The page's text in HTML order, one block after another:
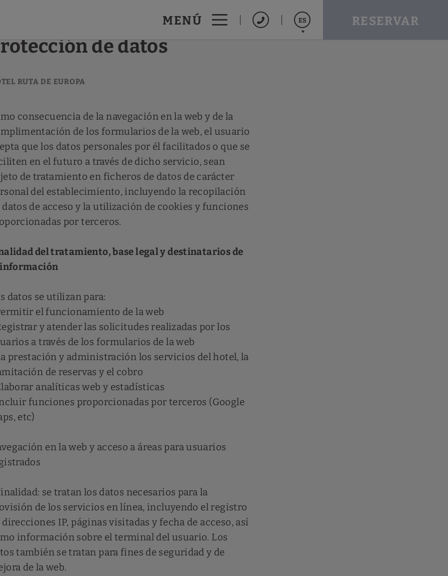
MENÚ ES RESERVAR
de datos
consecuencia de la navegación en la web y de la
de los formularios de la web, el usuario
que los datos personales por él facilitados o que se
en el futuro a través de dicho servicio, sean
de tratamiento en ficheros de datos de carácter
del establecimiento, incluyendo la recopilación
datos de acceso y la utilización de cookies y funciones
por terceros.
del tratamiento, base legal y destinatarios de
datos se utilizan para:
el funcionamiento de la web
y atender las solicitudes realizadas por los
a través de los formularios de la web
prestación y administración los servicios del hotel, la
de reservas y el cobro
analíticas web y estadísticas
funciones proporcionadas por terceros (Google
etc)
en la web y acceso a áreas para usuarios
se tratan los datos necesarios para la
de los servicios en línea, incluyendo el registro
direcciones IP, páginas visitadas y fecha de acceso, así
información sobre el terminal del usuario. Los
también se tratan para fines de seguridad y de
de la web.